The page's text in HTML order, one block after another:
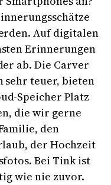
Auf digitalen
Erinnerungen
ab. Die Carver
sehr teuer, bieten
Speicher Platz
die wir gerne
den
der Hochzeit
Bei Tink ist
wie nie zuvor.